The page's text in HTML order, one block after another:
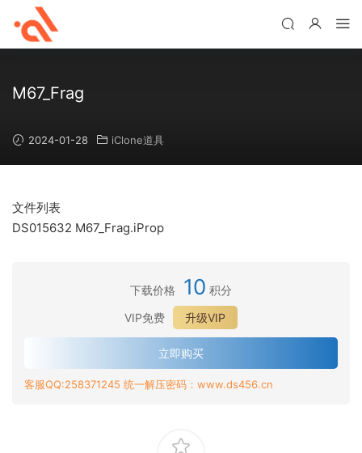
M67_Frag
2024-01-28 iClone道具
文件列表
DS015632 M67_Frag.iProp
下载价格 10 积分
VIP免费
升级VIP
立即购买
客服QQ:258371245 统一解压密码：www.ds456.cn